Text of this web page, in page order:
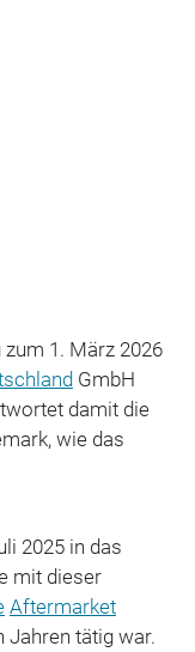
1. März 2026
GmbH
damit die
wie das
2025 in das
mit dieser
Aftermarket
Jahren tätig war.